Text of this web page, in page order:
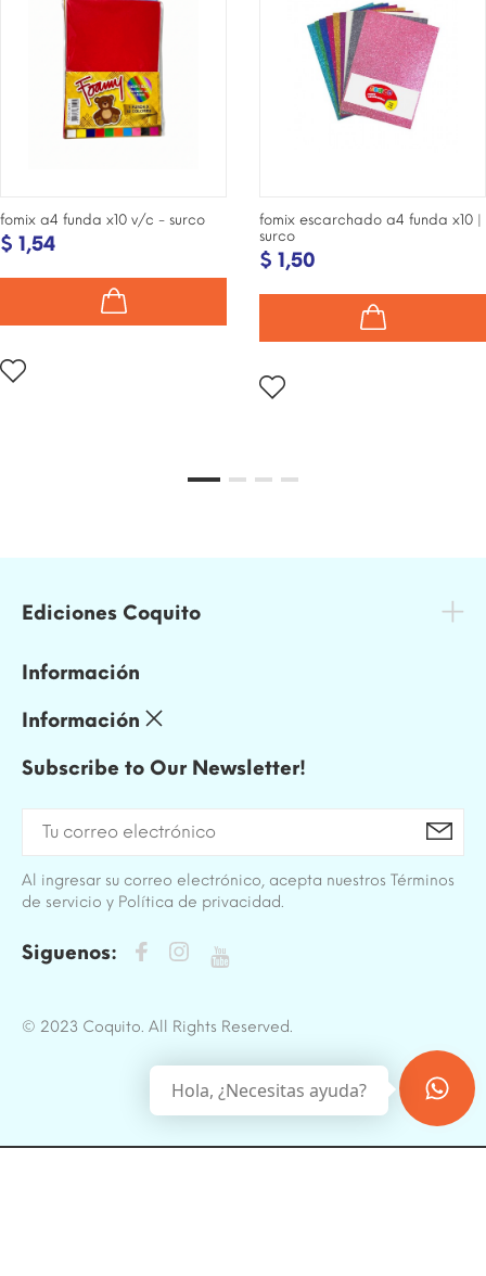
fomix a4 funda x10 v/c - surco
$ 1,54
fomix escarchado a4 funda x10 |
surco
$ 1,50
Ediciones Coquito
Información
Información
Subscribe to Our Newsletter!
Al ingresar su correo electrónico, acepta nuestros Términos
de servicio y Política de privacidad.
Siguenos:
© 2023 Coquito. All Rights Reserved.
Hola, ¿Necesitas ayuda?